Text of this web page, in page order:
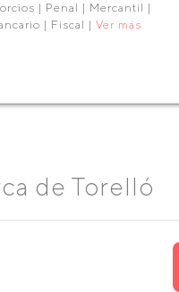
| Penal | Mercantil |
| Fiscal | Ver más
de Torelló